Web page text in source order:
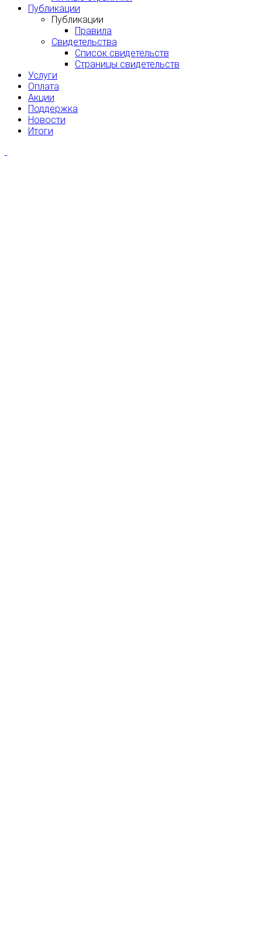
Публикации
Публикации
Правила
Свидетельства
Список свидетельств
Страницы свидетельств
Услуги
Оплата
Акции
Поддержка
Новости
Итоги